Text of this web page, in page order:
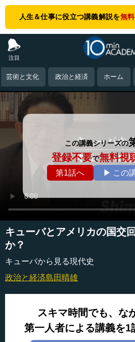
人生＆仕事に役立つ講義解説を無
注目
芸術と文化 政治と経済 ホーム
この講義シリーズの
登録不要で無料視
第1話へ ▶ この
キューバとアメリカの国交
か？
キューバから見る現代史
政治と経済島田晴雄
スキマ時間でも、な
第一人者による講義を1